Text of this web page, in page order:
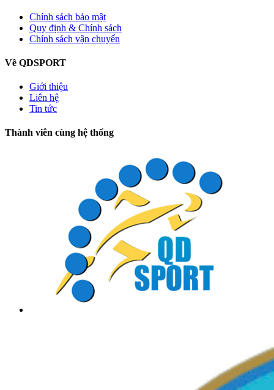
Chính sách bảo mật
Quy định & Chính sách
Chính sách vận chuyển
Về QDSPORT
Giới thiệu
Liên hệ
Tin tức
Thành viên cùng hệ thống